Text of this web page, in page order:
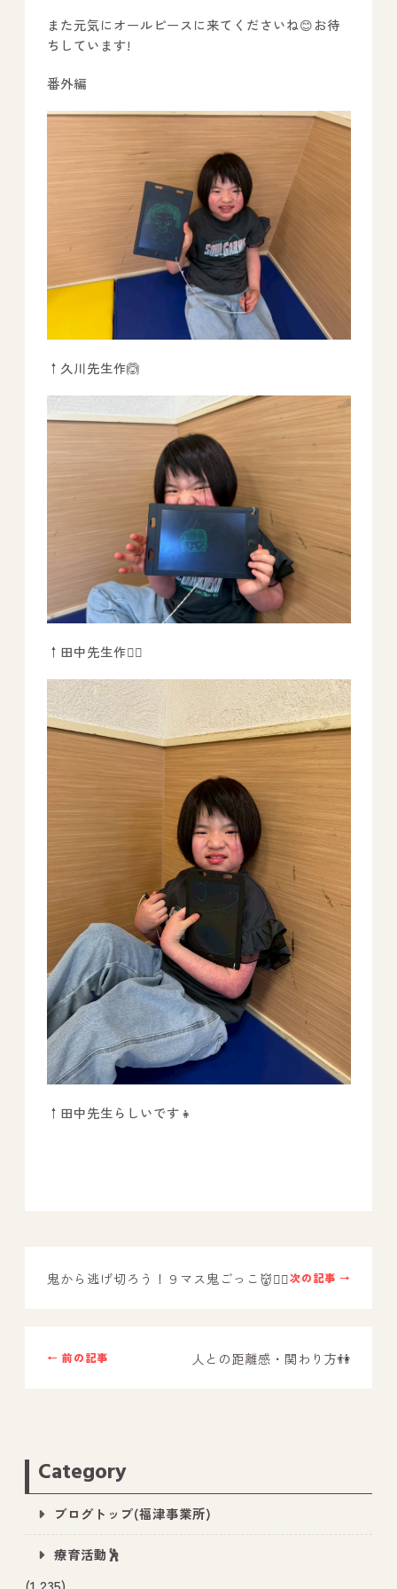
また元気にオールピースに来てくださいね😊お待
ちしています!
番外編
↑久川先生作🙆
↑田中先生作🙆‍♂️
↑田中先生らしいです👧
次の記事 →
鬼から逃げ切ろう！９マス鬼ごっこ👹🏃‍♂️
← 前の記事 人との距離感・関わり方👫
Category
ブログトップ(福津事業所)
療育活動🕺